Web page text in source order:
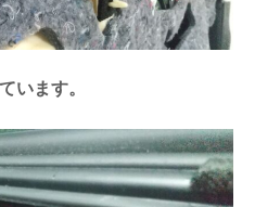
います。